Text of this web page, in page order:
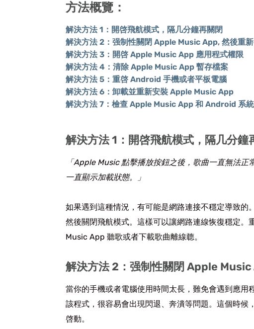
方法概覽：
解決方法 1：開啓飛航模式，隔几分鐘再關閉
解決方法 2：强制性關閉 Apple Music App, 然後重
解決方法 3：開啓 Apple Music App 應用程式權限
解決方法 4：清除 Apple Music App 暫存檔案
解決方法 5：重啓 Android 手機或者平板電腦
解決方法 6：卸載並重新安裝 Apple Music App
解決方法 7：檢查 Apple Music App 和 Android 系
解決方法 1：開啓飛航模式，隔几分鐘
「Apple Music 點擊播放按鈕之後，歌曲一直無法
一直顯示加載狀態。」
如果遇到這種情況，有可能是網路連接不穩定導致的
然後關閉飛航模式。這樣可以讓網路連線恢復穩定。
Music App 聽歌或者下載歌曲離線聼。
解決方法 2：强制性關閉 Apple
當你的手機或者電腦使用時間太長，難免會遇到應
該程式，很容易會出現閃退、奔潰等問題。這個時
啓動。